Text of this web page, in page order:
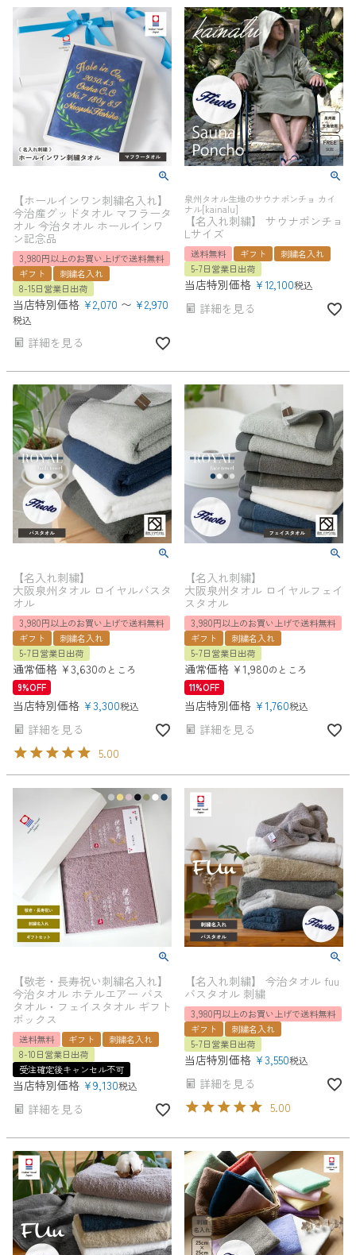
【ホールインワン刺繍名入れ】
今治産グッドタオル マフラータ
オル 今治タオル ホールインワ
ン記念品
3,980円以上のお買い上げで送料無料
ギフト
刺繍名入れ
8-15日営業日出荷
当店特別価格 ¥2,070 〜 ¥2,970
税込
詳細を見る
泉州タオル生地のサウナポンチョ カイ
ナル[kainalu]
【名入れ刺繍】 サウナポンチョ
Lサイズ
送料無料 ギフト
刺繍名入れ
5-7日営業日出荷
当店特別価格 ¥12,100税込
詳細を見る
【名入れ刺繍】
大阪泉州タオル ロイヤルバスタ
オル
3,980円以上のお買い上げで送料無料
ギフト
刺繍名入れ
5-7日営業日出荷
通常価格 ¥3,630のところ
9%OFF
当店特別価格 ¥3,300税込
詳細を見る
5.00
【名入れ刺繍】
大阪泉州タオル ロイヤルフェイ
スタオル
3,980円以上のお買い上げで送料無料
ギフト
刺繍名入れ
5-7日営業日出荷
通常価格 ¥1,980のところ
11%OFF
当店特別価格 ¥1,760税込
詳細を見る
【敬老・長寿祝い刺繍名入れ】
今治タオル ホテルエアー バス
タオル・フェイスタオル ギフト
ボックス
送料無料 ギフト
刺繍名入れ
8-10日営業日出荷
受注確定後キャンセル不可
当店特別価格 ¥9,130税込
詳細を見る
【名入れ刺繍】 今治タオル fuu
バスタオル 刺繍
3,980円以上のお買い上げで送料無料
ギフト
刺繍名入れ
5-7日営業日出荷
当店特別価格 ¥3,550税込
詳細を見る
5.00